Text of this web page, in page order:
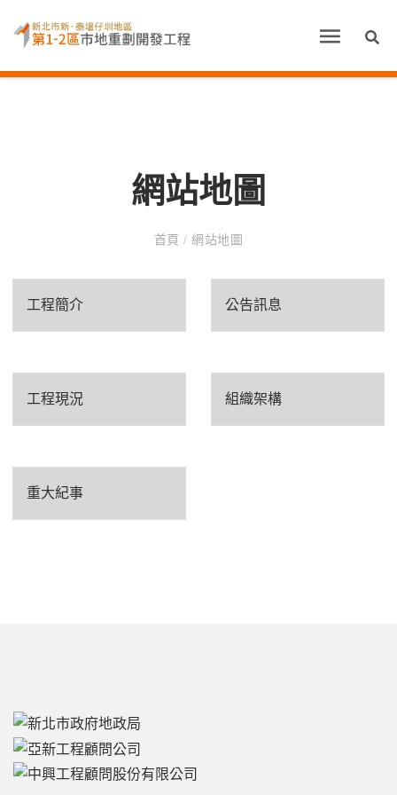
網站地圖
首頁/ 網站地圖
工程簡介 公告訊息
工程現況 組織架構
重大紀事